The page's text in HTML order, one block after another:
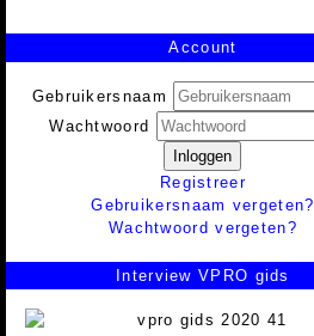
Account
Gebruikersnaam
Wachtwoord
Inloggen
Registreer
Gebruikersnaam vergeten?
Wachtwoord vergeten?
Interview VPRO gids